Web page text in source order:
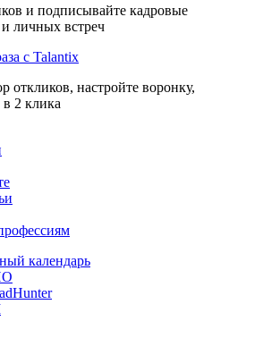
и подписывайте кадровые
личных встреч
с Talantix
откликов, настройте воронку,
2 клика
календарь